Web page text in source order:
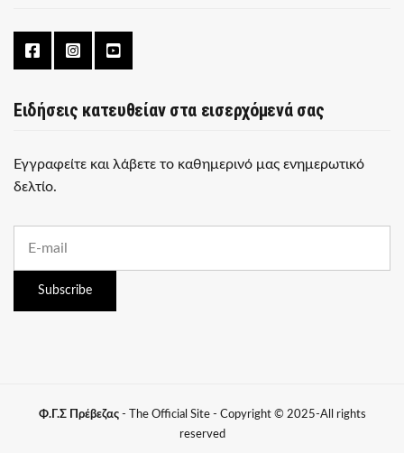
Ειδήσεις κατευθείαν στα εισερχόμενά σας
Εγγραφείτε και λάβετε το καθημερινό μας ενημερωτικό
δελτίο.
a
Subscribe
Φ.Γ.Σ Πρέβεζας- The Official Site - Copyright © 2025-All rights
reserved